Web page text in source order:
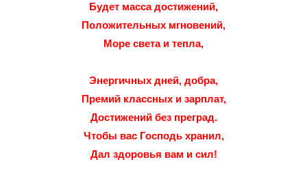
Будет масса достижений,
Положительных мгновений,
Море света и тепла,
Энергичных дней, добра,
Премий классных и зарплат,
Достижений без преград.
Чтобы вас Господь хранил,
Дал здоровья вам и сил!